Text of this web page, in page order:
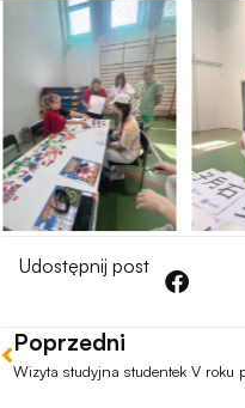
Udostępnij post
Poprzedni